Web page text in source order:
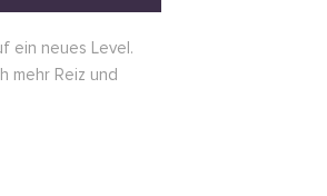
ein neues Level.
mehr Reiz und